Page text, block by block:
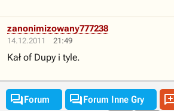
14.12.2011 21:49
zanonimizowany777238
Kał of Dupy i tyle.
Forum Forum Inne Gry